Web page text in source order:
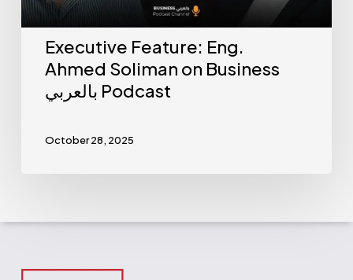
Executive Feature: Eng.
Ahmed Soliman on Business
بالعربي Podcast
October 28, 2025